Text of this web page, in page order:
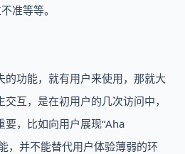
准等等。
的功能，就有用户来使用，那就大
互，是在初用户的几次访问中，
，比如向用户展现“Aha
，并不能替代用户体验薄弱的环